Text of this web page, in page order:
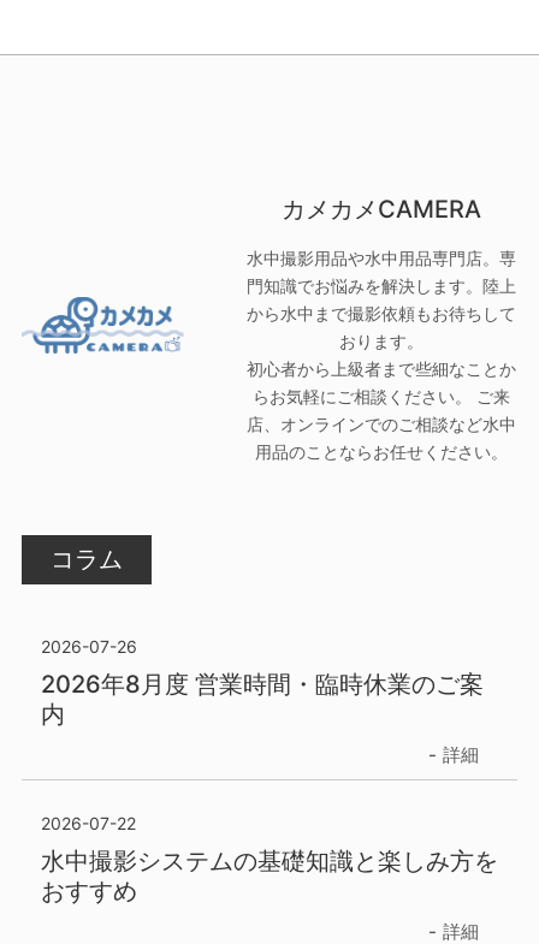
カメカメCAMERA
水中撮影用品や水中用品専門店。専
門知識でお悩みを解決します。陸上
から水中まで撮影依頼もお待ちして
おります。
初心者から上級者まで些細なことか
らお気軽にご相談ください。 ご来
店、オンラインでのご相談など水中
用品のことならお任せください。
コラム
2026-07-26
2026年8月度 営業時間・臨時休業のご案
内
詳細
2026-07-22
水中撮影システムの基礎知識と楽しみ方を
おすすめ
詳細